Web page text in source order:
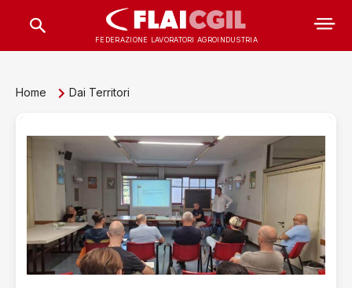
FEDERAZIONE LAVORATORI AGROINDUSTRIA
Home Dai Territori